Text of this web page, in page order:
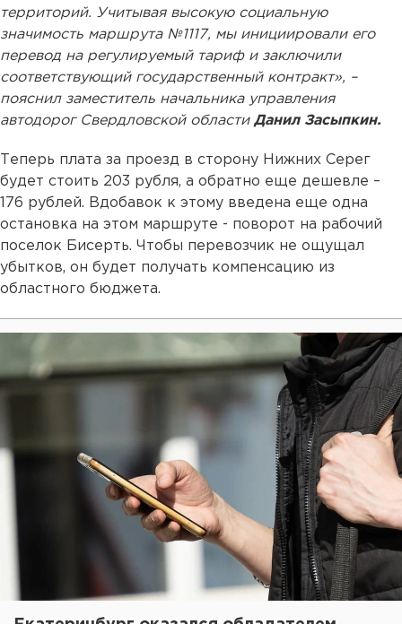
территорий. Учитывая высокую социальную
значимость маршрута №1117, мы инициировали его
перевод на регулируемый тариф и заключили
соответствующий государственный контракт», –
пояснил заместитель начальника управления
автодорог Свердловской области Данил Засыпкин.
Теперь плата за проезд в сторону Нижних Серег
будет стоить 203 рубля, а обратно еще дешевле –
176 рублей. Вдобавок к этому введена еще одна
остановка на этом маршруте - поворот на рабочий
поселок Бисерть. Чтобы перевозчик не ощущал
убытков, он будет получать компенсацию из
областного бюджета.